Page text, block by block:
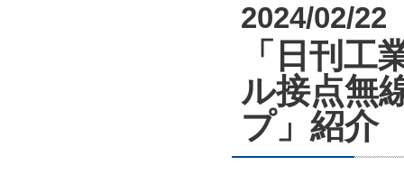
2024/02/22
「日刊工
ル接点無
プ」紹介